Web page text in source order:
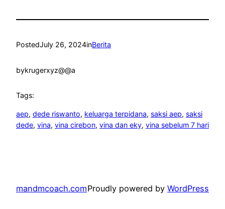
PostedJuly 26, 2024inBerita
bykrugerxyz@@a
Tags:
aep, dede riswanto, keluarga terpidana, saksi aep, saksi
dede, vina, vina cirebon, vina dan eky, vina sebelum 7 hari
mandmcoach.comProudly powered by WordPress